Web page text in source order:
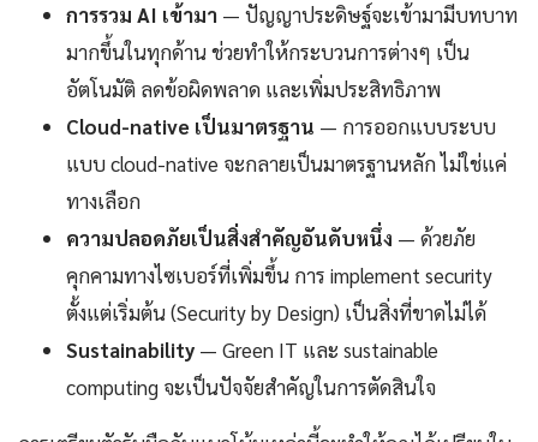
การรวม AI เข้ามา — ปัญญาประดิษฐ์จะเข้ามามีบทบาท
มากขึ้นในทุกด้าน ช่วยทำให้กระบวนการต่างๆ เป็น
อัตโนมัติ ลดข้อผิดพลาด และเพิ่มประสิทธิภาพ
Cloud-native เป็นมาตรฐาน — การออกแบบระบบ
แบบ cloud-native จะกลายเป็นมาตรฐานหลัก ไม่ใช่แค่
ทางเลือก
ความปลอดภัยเป็นสิ่งสำคัญอันดับหนึ่ง — ด้วยภัย
คุกคามทางไซเบอร์ที่เพิ่มขึ้น การ implement security
ตั้งแต่เริ่มต้น (Security by Design) เป็นสิ่งที่ขาดไม่ได้
Sustainability — Green IT และ sustainable
computing จะเป็นปัจจัยสำคัญในการตัดสินใจ